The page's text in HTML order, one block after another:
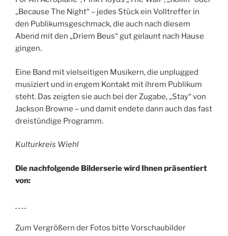
„Because The Night“ – jedes Stück ein Volltreffer in
den Publikumsgeschmack, die auch nach diesem
Abend mit den „Driem Beus“ gut gelaunt nach Hause
gingen.
Eine Band mit vielseitigen Musikern, die unplugged
musiziert und in engem Kontakt mit ihrem Publikum
steht. Das zeigten sie auch bei der Zugabe, „Stay“ von
Jackson Browne – und damit endete dann auch das fast
dreistündige Programm.
Kulturkreis Wiehl
Die nachfolgende Bilderserie wird Ihnen präsentiert
von:
Zum Vergrößern der Fotos bitte Vorschaubilder